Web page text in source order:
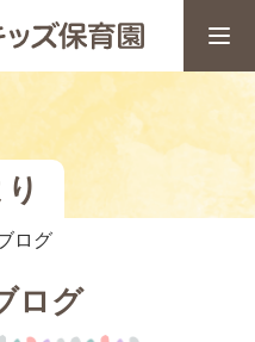
ログ
ログ